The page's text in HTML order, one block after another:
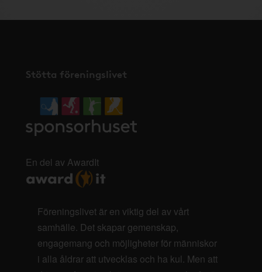
Stötta föreningslivet
En del av AwardIt
Föreningslivet är en viktig del av vårt
samhälle. Det skapar gemenskap,
engagemang och möjligheter för människor
i alla åldrar att utvecklas och ha kul. Men att